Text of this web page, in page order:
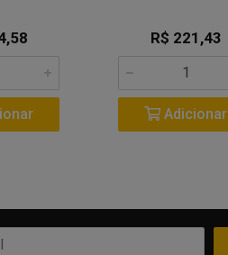
R$ 221,43
Adicionar